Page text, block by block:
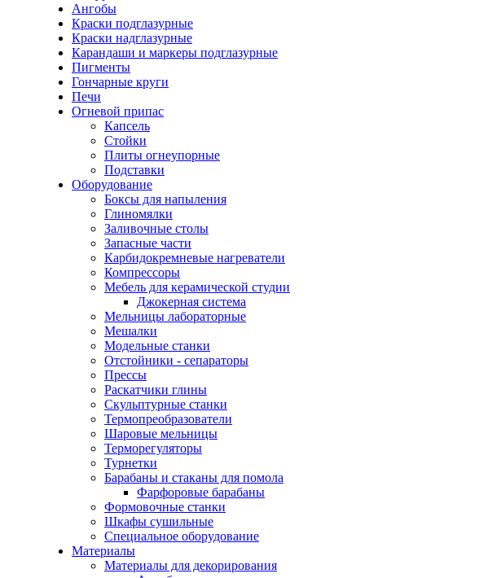
Ангобы
Краски подглазурные
Краски надглазурные
Карандаши и маркеры подглазурные
Пигменты
Гончарные круги
Печи
Огневой припас
Капсель
Стойки
Плиты огнеупорные
Подставки
Оборудование
Боксы для напыления
Глиномялки
Заливочные столы
Запасные части
Карбидокремневые нагреватели
Компрессоры
Мебель для керамической студии
Джокерная система
Мельницы лабораторные
Мешалки
Модельные станки
Отстойники - сепараторы
Прессы
Раскатчики глины
Скульптурные станки
Термопреобразователи
Шаровые мельницы
Терморегуляторы
Турнетки
Барабаны и стаканы для помола
Фарфоровые барабаны
Формовочные станки
Шкафы сушильные
Специальное оборудование
Материалы
Материалы для декорирования